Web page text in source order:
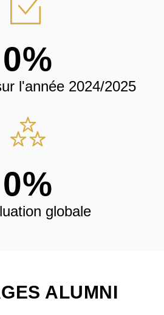
l'année 2024/2025
0%
globale
0%
ALUMNI